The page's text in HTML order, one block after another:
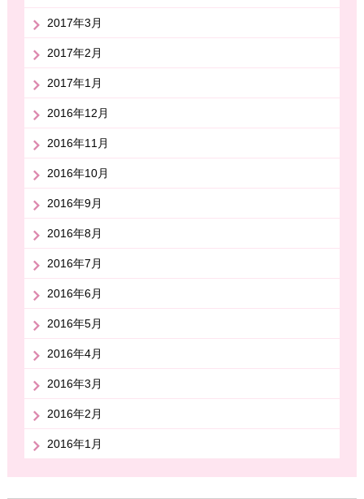
2017年3月
2017年2月
2017年1月
2016年12月
2016年11月
2016年10月
2016年9月
2016年8月
2016年7月
2016年6月
2016年5月
2016年4月
2016年3月
2016年2月
2016年1月